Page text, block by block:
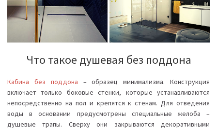
Что такое душевая без поддона
Кабина без поддона – образец минимализма. Конструкция
включает только боковые стенки, которые устанавливаются
непосредственно на пол и крепятся к стенам. Для отведения
воды в основании предусмотрены специальные желоба –
душевые трапы. Сверху они закрываются декоративными